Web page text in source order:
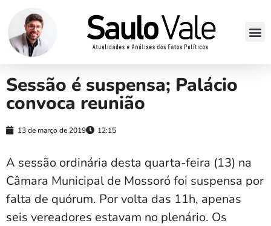
Sessão é suspensa; Palácio
convoca reunião
13 de março de 2019 12:15
A sessão ordinária desta quarta-feira (13) na
Câmara Municipal de Mossoró foi suspensa por
falta de quórum. Por volta das 11h, apenas
seis vereadores estavam no plenário. Os